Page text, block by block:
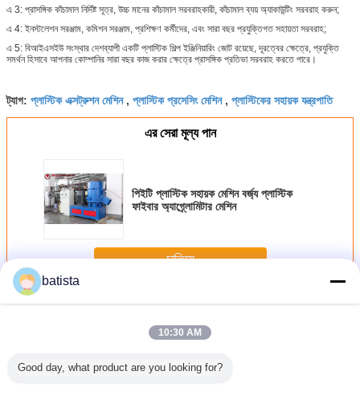
এ 3: প্রাসঙ্গিক কাঁচামাল নির্দিষ্ট সূত্র, উচ্চ মানের কাঁচামাল সরবরাহকারী, কাঁচামাল ব্যয় অ্যাকাউন্টিং সরবরাহ করুন;
এ 4: ইনস্টলেশন সরঞ্জাম, কমিশন সরঞ্জাম, প্রশিক্ষণ কর্মীদের, এবং সারা বছর প্রযুক্তিগত সহায়তা সরবরাহ;
এ 5: বিআইএসইউ সংস্থার দেশব্যাপী একটি প্লাস্টিক শিল্প ইঞ্জিনিয়ারিং জোট রয়েছে, দূরত্বের ক্ষেত্রে, প্রযুক্তি
সমর্থন হিসাবে আপনার কোম্পানির সারা বছর কাজ করার ক্ষেত্রে প্রাসঙ্গিক প্রতিভা সরবরাহ করতে পারে।
ট্যাগ: প্লাস্টিক এক্সট্রুশন মেশিন, প্লাস্টিক প্রসেসিং মেশিন, প্লাস্টিকের সহায়ক যন্ত্রপাতি
এর সেরা মূল্য পান
পিইটি প্লাস্টিক সহায়ক মেশিন বর্জ্য প্লাস্টিক
ফাইবার অ্যাগ্র্লোমিটার মেশিন
চালিয়ে
অধিকপ্লাস্টিক সহায় যন্ত্র
batista
10:30 AM
Good day, what product are you looking for?